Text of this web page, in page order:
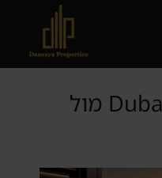
Dubai Creek Harbour מול